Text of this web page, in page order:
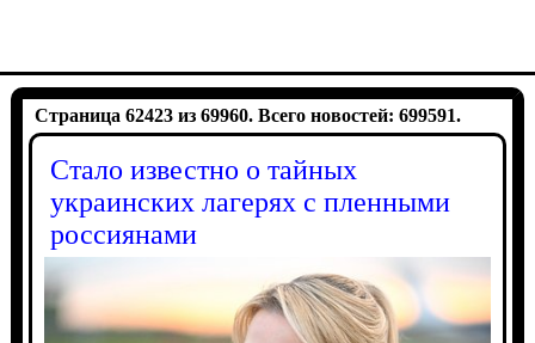
Страница 62423 из 69960. Всего новостей: 699591.
Стало известно о тайных
украинских лагерях с пленными
россиянами